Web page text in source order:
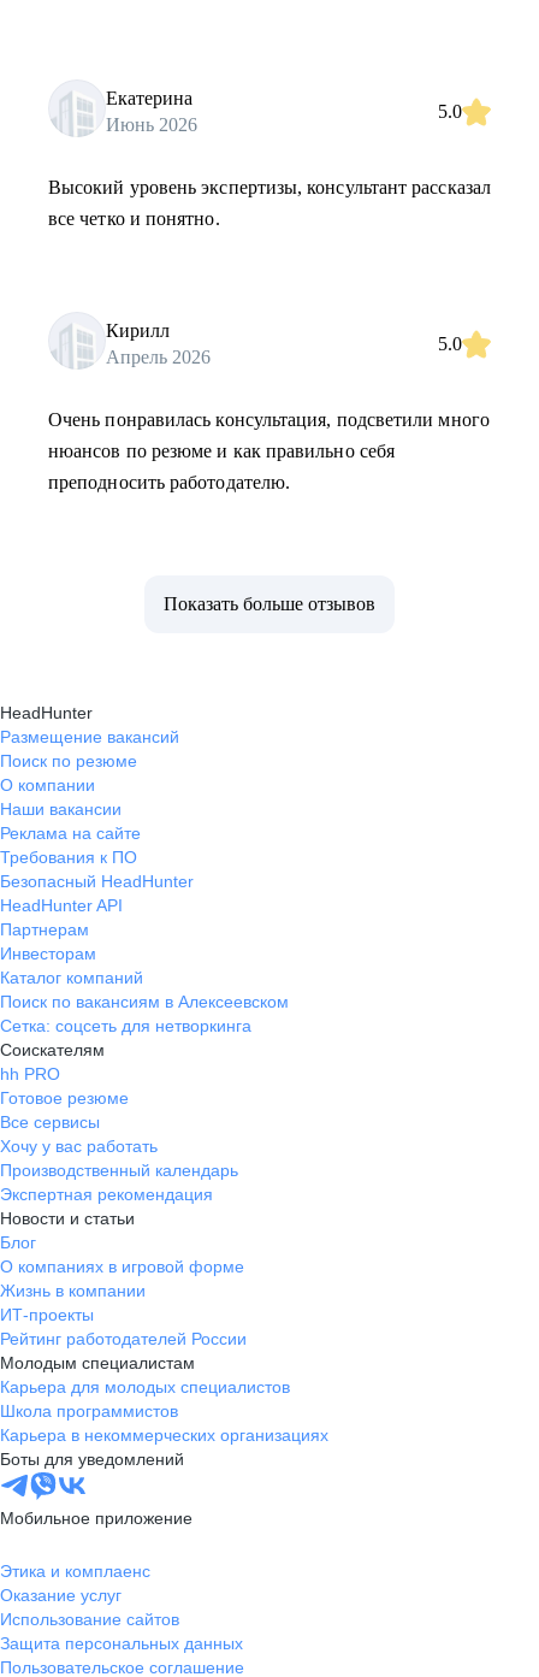
Екатерина
Июнь 2026
5.0
Высокий уровень экспертизы, консультант рассказал
все четко и понятно.
Кирилл
Апрель 2026
5.0
Очень понравилась консультация, подсветили много
нюансов по резюме и как правильно себя
преподносить работодателю.
Показать больше отзывов
HeadHunter
Размещение вакансий
Поиск по резюме
О компании
Наши вакансии
Реклама на сайте
Требования к ПО
Безопасный HeadHunter
HeadHunter API
Партнерам
Инвесторам
Каталог компаний
Поиск по вакансиям в Алексеевском
Сетка: соцсеть для нетворкинга
Соискателям
hh PRO
Готовое резюме
Все сервисы
Хочу у вас работать
Производственный календарь
Экспертная рекомендация
Новости и статьи
Блог
О компаниях в игровой форме
Жизнь в компании
ИТ-проекты
Рейтинг работодателей России
Молодым специалистам
Карьера для молодых специалистов
Школа программистов
Карьера в некоммерческих организациях
Боты для уведомлений
Мобильное приложение
Этика и комплаенс
Оказание услуг
Использование сайтов
Защита персональных данных
Пользовательское соглашение